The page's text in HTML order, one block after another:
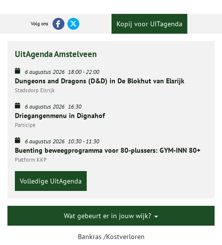
Volg ons Kopij voor UITagenda
UitAgenda Amstelveen
6 augustus 2026 18:00-22:00
Dungeons and Dragons (D&D) in De Blokhut van Elsrijk
Stadsdorp Elsrijk
6 augustus 2026 16:30
Driegangenmenu in Dignahof
Participe
6 augustus 2026 10:30-11:30
Buenting beweegprogramma voor 80-plussers: GYM-INN 80+
Platform KKP
Volledige UitAgenda
Wat gebeurt er in jouw wijk?
Bankras /Kostverloren